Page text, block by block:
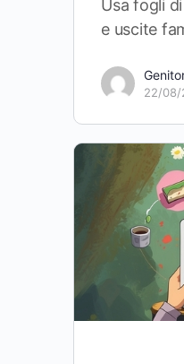
Usa fogli
e uscite
22/08/